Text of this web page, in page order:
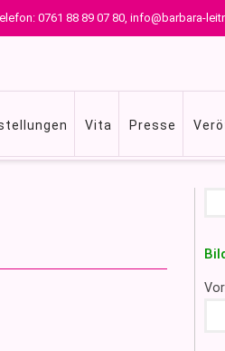
0761 88 89 07 80, info@barbara-
Vita Presse